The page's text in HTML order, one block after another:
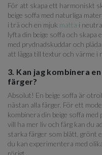
För att skapa ett harmoniskt
beige soffa med naturliga
i trä och en mjuk matta i
lyfta din beige soffa och
med prydnadskuddar och
att lägga till textur och värme i
3. Kan jag kombinera
färger?
Absolut! En beige soffa är
nästan alla färger. För ett
kombinera din beige soffa
vill ha mer liv och färg kan du
starka färger som blått, grönt
du kan experimentera med
rörigt.